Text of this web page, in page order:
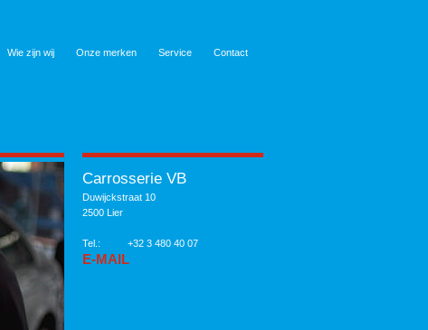
Wie zijn wij Onze merken Service Contact
Carrosserie VB
Duwijckstraat 10
2500 Lier
Tel.: +32 3 480 40 07
E-MAIL